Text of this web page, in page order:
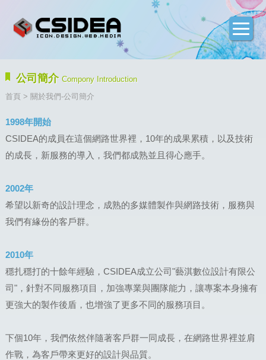
公司簡介 Compony Introduction
首頁> 關於我們-公司簡介
1998年開始
CSIDEA的成員在這個網路世界裡，10年的成果累積，以及技術
的成長，新服務的導入，我們都成熟並且得心應手。
2002年
希望以新奇的設計理念，成熟的多媒體製作與網路技術，服務與
我們有緣份的客戶群。
2010年
穩扎穩打的十餘年經驗，CSIDEA成立公司"藝淇數位設計有限公
司"，針對不同服務項目，加強專業與團隊能力，讓專案本身擁有
更強大的製作後盾，也增強了更多不同的服務項目。
下個10年，我們依然伴隨著客戶群一同成長，在網路世界裡並肩
作戰，為客戶帶來更好的設計與品質。